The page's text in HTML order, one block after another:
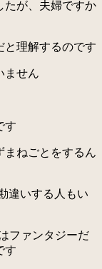
が、夫婦ですか
理解するのです
ません
す
ねごとをするん
違いする人もい
ファンタジーだ
す